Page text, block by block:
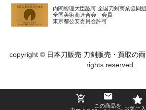
この商品を
内閣総理大臣認可 全国刀剣商業協同
全国美術商連合会 会員
東京都公安委員会許可
copyright © 日本刀販売 刀剣販売・買取の
rights reserved.